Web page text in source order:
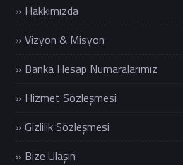
» Hakkımızda
» Vizyon & Misyon
» Banka Hesap Numaralarımız
» Hizmet Sözleşmesi
» Gizlilik Sözleşmesi
» Bize Ulaşın